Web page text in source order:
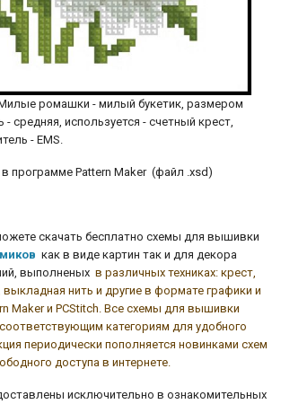
ромашки - милый букетик, размером
средняя, используется - счетный крест,
- EMS.
программе Pattern Maker (файл .xsd)
скачать бесплатно схемы для вышивки
как в виде картин так и для декора
выполненых в различных техниках: крест,
нить и другие в формате графики и
Maker и PCStitch. Все схемы для вышивки
категориям для удобного
периодически пополняется новинками схем
доступа в интернете.
исключительно в ознакомительных